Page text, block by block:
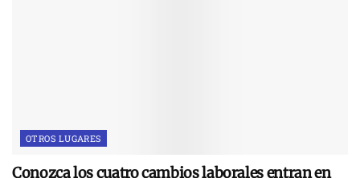
OTROS LUGARES
Conozca los cuatro cambios laborales entran en